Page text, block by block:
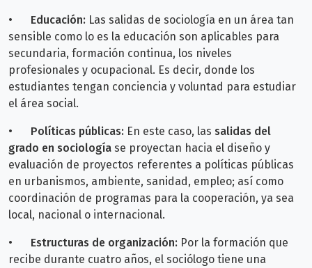
• Educación: Las salidas de sociología en un área tan
sensible como lo es la educación son aplicables para
secundaria, formación continua, los niveles
profesionales y ocupacional. Es decir, donde los
estudiantes tengan conciencia y voluntad para estudiar
el área social.
• Políticas públicas: En este caso, las salidas del
grado en sociología se proyectan hacia el diseño y
evaluación de proyectos referentes a políticas públicas
en urbanismos, ambiente, sanidad, empleo; así como
coordinación de programas para la cooperación, ya sea
local, nacional o internacional.
• Estructuras de organización: Por la formación que
recibe durante cuatro años, el sociólogo tiene una